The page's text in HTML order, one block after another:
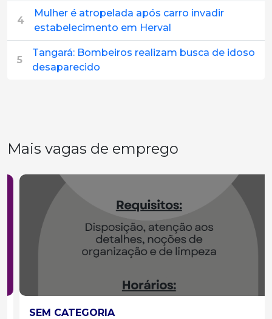
4
Mulher é atropelada após carro invadir
estabelecimento em Herval
5
Tangará: Bombeiros realizam busca de idoso
desaparecido
Mais vagas de emprego
SEM CATEGORIA